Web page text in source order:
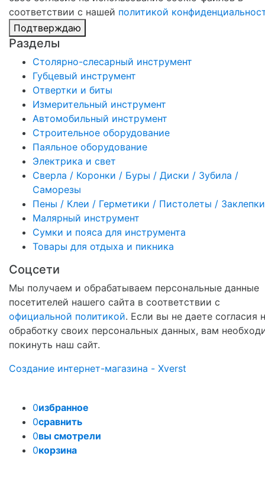
соответствии с нашей политикой
Подтверждаю
Разделы
Столярно-слесарный инструмент
Губцевый инструмент
Отвертки и биты
Измерительный инструмент
Автомобильный инструмент
Строительное оборудование
Паяльное оборудование
Электрика и свет
Сверла / Коронки / Буры / Диски / Зубила /
Саморезы
Пены / Клеи / Герметики / Пистолеты / Заклепки
Малярный инструмент
Сумки и пояса для инструмента
Товары для отдыха и пикника
Соцсети
Мы получаем и обрабатываем персональные данные
посетителей нашего сайта в соответствии с
официальной политикой. Если вы не даете согласия
обработку своих персональных данных, вам
покинуть наш сайт.
Создание интернет-магазина - Xverst
0избранное
0сравнить
0вы смотрели
0корзина